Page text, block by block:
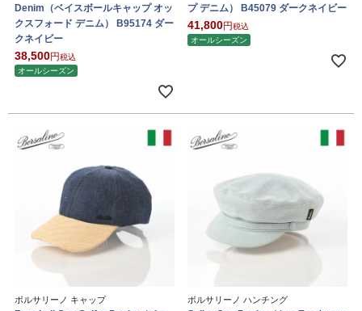
Denim（ベイスボールキャップ オッ
クスフォード デニム） B95174 ダー
クネイビー
38,500
税込
オールシーズン
プ デニム） B45079 ダークネイビー
41,800
税込
オールシーズン
ボルサリーノ キャップ ボルサリーノ ハンチング